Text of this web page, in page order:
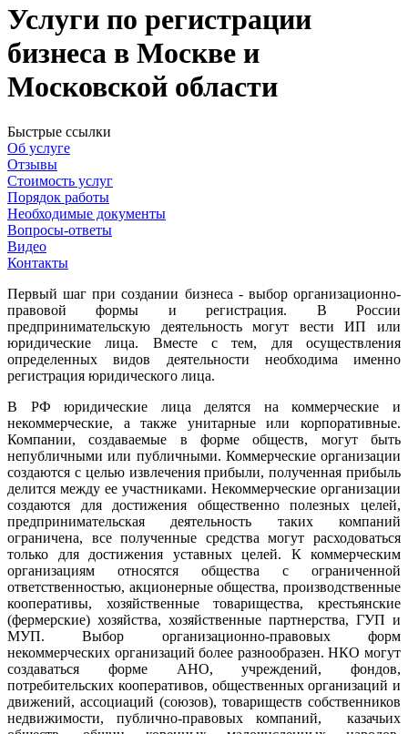
Услуги по регистрации
бизнеса в Москве и
Московской области
Быстрые ссылки
Об услуге
Отзывы
Стоимость услуг
Порядок работы
Необходимые документы
Вопросы-ответы
Видео
Контакты
Первый шаг при создании бизнеса - выбор организационно-
правовой формы и регистрация. В России
предпринимательскую деятельность могут вести ИП или
юридические лица. Вместе с тем, для осуществления
определенных видов деятельности необходима именно
регистрация юридического лица.
В РФ юридические лица делятся на коммерческие и
некоммерческие, а также унитарные или корпоративные.
Компании, создаваемые в форме обществ, могут быть
непубличными или публичными. Коммерческие организации
создаются с целью извлечения прибыли, полученная прибыль
делится между ее участниками. Некоммерческие организации
создаются для достижения общественно полезных целей,
предпринимательская деятельность таких компаний
ограничена, все полученные средства могут расходоваться
только для достижения уставных целей. К коммерческим
организациям относятся общества с ограниченной
ответственностью, акционерные общества, производственные
кооперативы, хозяйственные товарищества, крестьянские
(фермерские) хозяйства, хозяйственные партнерства, ГУП и
МУП. Выбор организационно-правовых форм
некоммерческих организаций более разнообразен. НКО могут
создаваться форме АНО, учреждений, фондов,
потребительских кооперативов, общественных организаций и
движений, ассоциаций (союзов), товариществ собственников
недвижимости, публично-правовых компаний, казачьих